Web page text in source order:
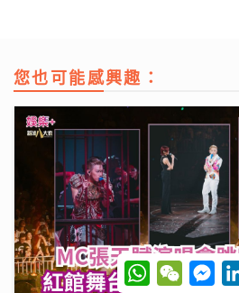
您也可能感興趣：
W
h
W
e
M
e